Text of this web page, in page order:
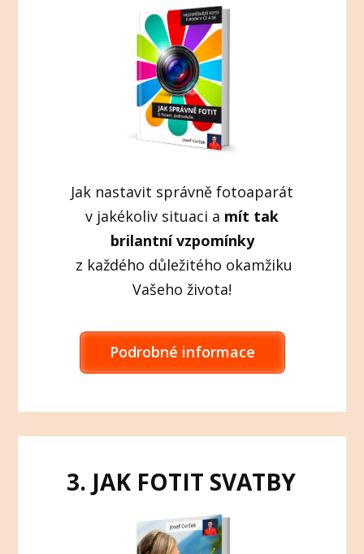
Jak nastavit správně fotoaparát
v jakékoliv situaci a mít tak
brilantní vzpomínky
z každého důležitého okamžiku
Vašeho života!
Podrobné informace
3. JAK FOTIT SVATBY